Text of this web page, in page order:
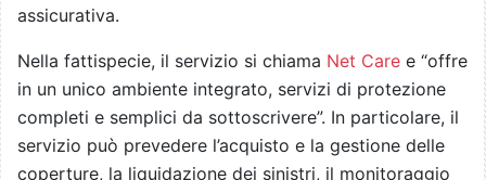
assicurativa.
Nella fattispecie, il servizio si chiama Net Care e “offre
in un unico ambiente integrato, servizi di protezione
completi e semplici da sottoscrivere”. In particolare, il
servizio può prevedere l’acquisto e la gestione delle
coperture, la liquidazione dei sinistri, il monitoraggio